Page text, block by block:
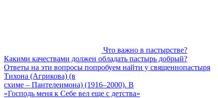
Что важно в пастырстве?
Какими качествами должен обладать пастырь добрый?
Ответы на эти вопросы попробуем найти у священнопастыря
Тихона (Агрикова) (в
схиме – Пантелеимона) (1916–2000). В
«Господь меня к Себе вел еще с детства»